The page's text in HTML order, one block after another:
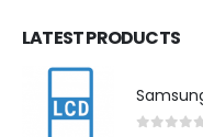
LATEST PRODUCTS